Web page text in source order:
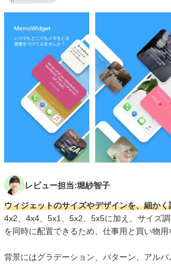
レビュー担当:堀紗智子
ウィジェットのサイズやデザインを、細か
4x2、4x4、5x1、5x2、5x5に加え、サイズ
を同時に配置できるため、仕事用と買い物
背景にはグラデーション、パターン、アル